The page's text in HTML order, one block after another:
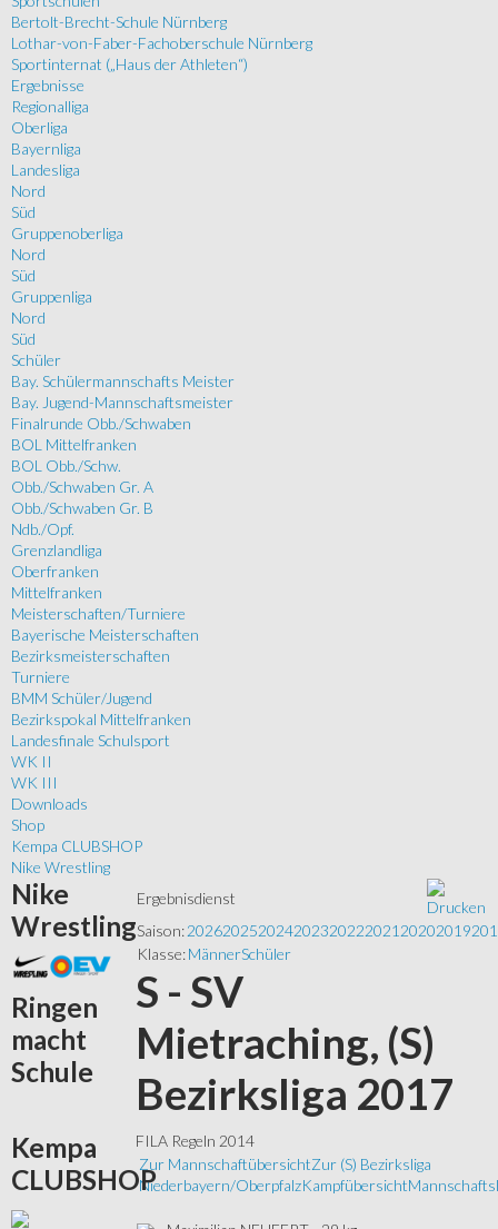
Bertolt-Brecht-Schule Nürnberg
Lothar-von-Faber-Fachoberschule Nürnberg
Sportinternat („Haus der Athleten“)
Ergebnisse
Regionalliga
Oberliga
Bayernliga
Landesliga
Nord
Süd
Gruppenoberliga
Nord
Süd
Gruppenliga
Nord
Süd
Schüler
Bay. Schülermannschafts Meister
Bay. Jugend-Mannschaftsmeister
Finalrunde Obb./Schwaben
BOL Mittelfranken
BOL Obb./Schw.
Obb./Schwaben Gr. A
Obb./Schwaben Gr. B
Ndb./Opf.
Grenzlandliga
Oberfranken
Mittelfranken
Meisterschaften/Turniere
Bayerische Meisterschaften
Bezirksmeisterschaften
Turniere
BMM Schüler/Jugend
Bezirkspokal Mittelfranken
Landesfinale Schulsport
WK II
WK III
Downloads
Shop
Kempa CLUBSHOP
Nike Wrestling
Ergebnisdienst
Saison:202620252024202320222021 20202019
Klasse:MännerSchüler
S - SV
Mietraching, (S)
Bezirksliga 2017
FILA Regeln 2014
Zur MannschaftübersichtZur (S) Bezirksliga
Niederbayern/OberpfalzKampfübersicht
Nike
Wrestling
Ringen
macht
Schule
Kempa
CLUBSHOP